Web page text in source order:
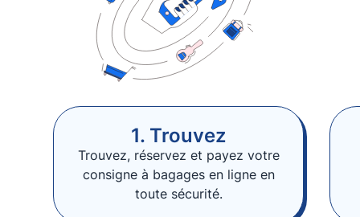
1. Trouvez
Trouvez, réservez et payez votre
consigne à bagages en ligne en
toute sécurité.